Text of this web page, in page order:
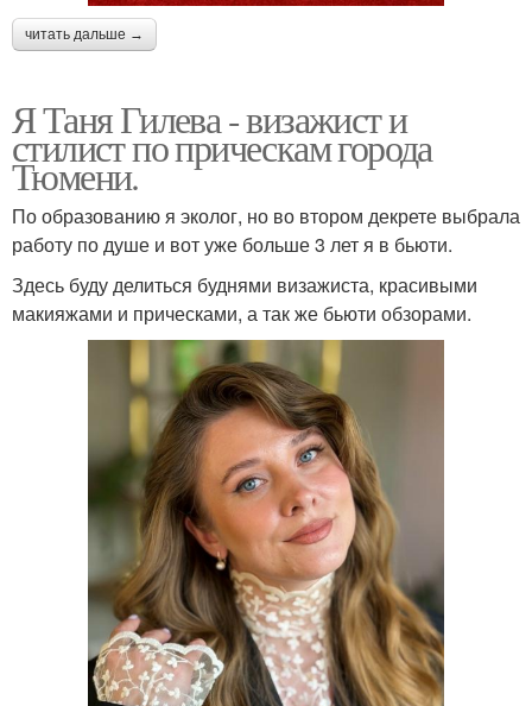
читать дальше →
Я Таня Гилева - визажист и
стилист по прическам города
Тюмени.
По образованию я эколог, но во втором декрете выбрала
работу по душе и вот уже больше 3 лет я в бьюти.
Здесь буду делиться буднями визажиста, красивыми
макияжами и прическами, а так же бьюти обзорами.